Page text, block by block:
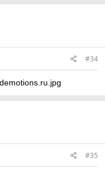
#34
#35